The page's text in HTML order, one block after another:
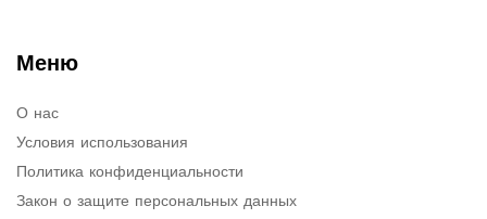
Меню
О нас
Условия использования
Политика конфиденциальности
Закон о защите персональных данных